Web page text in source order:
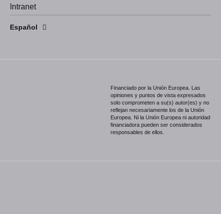
Intranet
Español
English
Português
Financiado por la Unión Europea. Las
opiniones y puntos de vista expresados
solo comprometen a su(s) autor(es) y no
reflejan necesariamente los de la Unión
Europea. Ni la Unión Europea ni autoridad
financiadora pueden ser considerados
responsables de ellos.